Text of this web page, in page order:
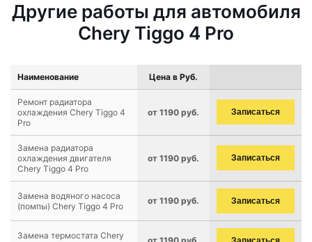
Другие работы для автомобиля
Chery Tiggo 4 Pro
Наименование Цена в Руб.
Ремонт радиатора
охлаждения Chery Tiggo 4
Pro
от 1190 руб. Записаться
Замена радиатора
охлаждения двигателя
Chery Tiggo 4 Pro
от 1190 руб. Записаться
Замена водяного насоса
(помпы) Chery Tiggo 4 Pro
от 1190 руб. Записаться
Замена термостата Chery